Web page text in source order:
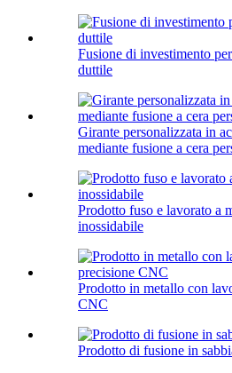
Fusione di investimento
duttile
Girante personalizzata in
mediante fusione a cera
Prodotto fuso e lavorato a
inossidabile
Prodotto in metallo con
CNC
Prodotto di fusione in